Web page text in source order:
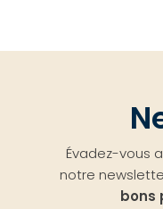
Évadez-vous
notre
bons